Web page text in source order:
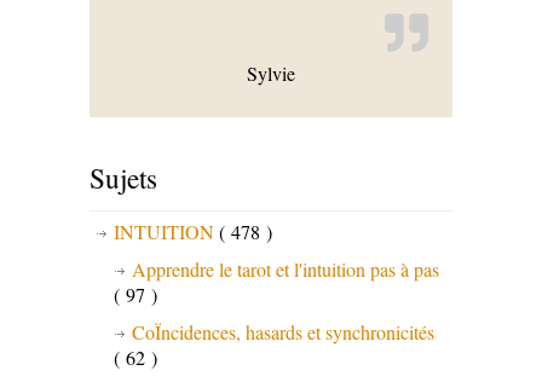
Sylvie
Sujets
INTUITION( 478 )
Apprendre le tarot et l'intuition pas à pas
( 97 )
CoÏncidences, hasards et synchronicités
( 62 )